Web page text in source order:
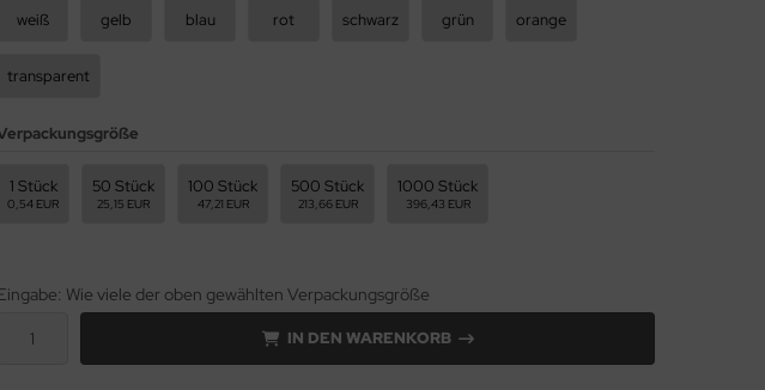
weiß gelb blau rot schwarz grün orange
transparent
1 Stück
0,54 EUR
50 Stück
25,15 EUR
100 Stück
47,21 EUR
500 Stück
213,66 EUR
1000 Stück
396,43 EUR
Wie viele der oben gewählten Verpackungsgröße
IN DEN WARENKORB